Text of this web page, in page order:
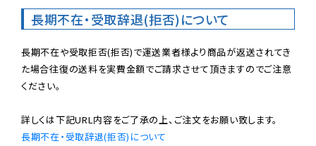
長期不在・受取辞退(拒否)について
長期不在や受取拒否(拒否)で運送業者様より商品が返送されてき
た場合往復の送料を実費金額でご請求させて頂きますのでご注意
ください。
長期不在・受取辞退(拒否)について